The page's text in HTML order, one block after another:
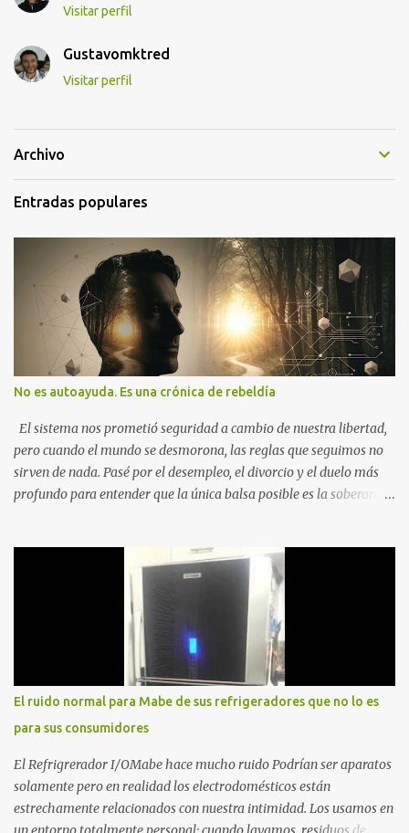
Visitar perfil
Gustavomktred
Visitar perfil
Archivo
Entradas populares
No es autoayuda. Es una crónica de rebeldía
El sistema nos prometió seguridad a cambio de nuestra libertad,
pero cuando el mundo se desmorona, las reglas que seguimos no
sirven de nada. Pasé por el desempleo, el divorcio y el duelo más
profundo para entender que la única balsa posible es la soberanía
un Cimarrón no es huir del mundo, es aprender a caminar en él sin
llevar puestas las cadenas de otros 1. La Caída: Al Filo del
Precipicio El momento del quiebre. En Al Filo del Precipicio, relato
mi caída. No como una víctima, sino como alguien que descubrió
que la crisis es el único lugar donde la verdad no se puede ocultar.
Este libro es el testimonio de cómo reconstruir la identidad cuando
el éxito corporativo y las etiquetas sociales te abandonan. Es la
base técnica y espiritual de mi regreso al mundo. Adquirir en
Amazon 2. La Huida: Cimarrón Asilvestrarse: La úni...
El ruido normal para Mabe de sus refrigeradores que no lo es
para sus consumidores
El Refrigrerador I/OMabe hace mucho ruido Podrían ser aparatos
solamente pero en realidad los electrodomésticos están
estrechamente relacionados con nuestra intimidad. Los usamos en